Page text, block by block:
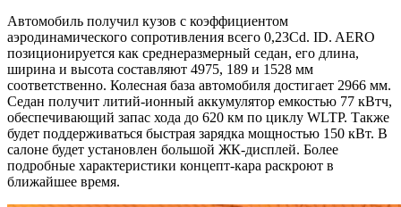
Автомобиль получил кузов с коэффициентом
аэродинамического сопротивления всего 0,23Cd. ID. AERO
позиционируется как среднеразмерный седан, его длина,
ширина и высота составляют 4975, 189 и 1528 мм
соответственно. Колесная база автомобиля достигает 2966 мм.
Седан получит литий-ионный аккумулятор емкостью 77 кВтч,
обеспечивающий запас хода до 620 км по циклу WLTP. Также
будет поддерживаться быстрая зарядка мощностью 150 кВт. В
салоне будет установлен большой ЖК-дисплей. Более
подробные характеристики концепт-кара раскроют в
ближайшее время.